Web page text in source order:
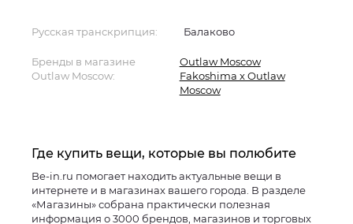
Русская транскрипция: Балаково
Бренды в магазине
Outlaw Moscow:
Outlaw Moscow
Fakoshima x Outlaw
Moscow
Где купить вещи, которые вы полюбите
Be-in.ru помогает находить актуальные вещи в
интернете и в магазинах вашего города. В разделе
«Магазины» собрана практически полезная
информация о 3000 брендов, магазинов и торговых